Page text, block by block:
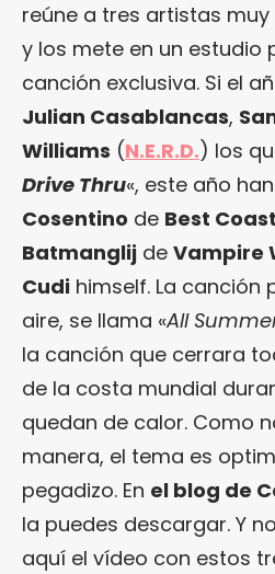
reúne a tres artistas
y los mete en un estudio
canción exclusiva. Si el
Julian Casablancas,
Williams (N.E.R.D.) los
Drive Thru«, este año
Cosentino de Best Coast
Batmanglij de Vampire
Cudi himself. La canción
aire, se llama «All
la canción que cerrara
de la costa mundial
quedan de calor. Como
manera, el tema es
pegadizo. En el blog de
la puedes descargar. Y
aquí el vídeo con estos